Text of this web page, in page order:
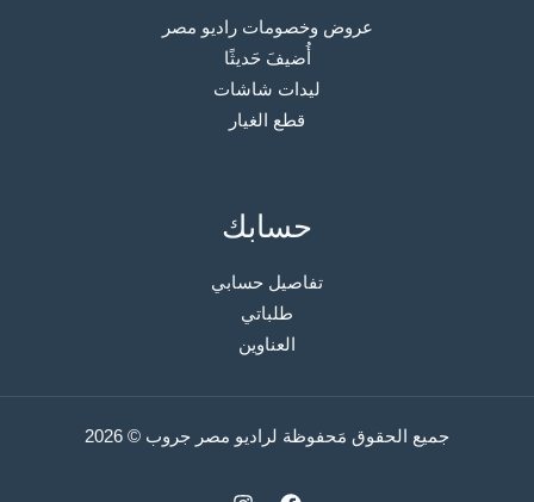
عروض وخصومات راديو مصر
أُضيفَ حَديثًا
ليدات شاشات
قطع الغيار
حسابك
تفاصيل حسابي
طلباتي
العناوين
جميع الحقوق مَحفوظة لراديو مصر جروب © 2026